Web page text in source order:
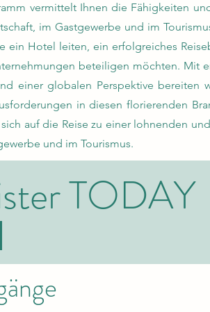
vermittelt Ihnen die Fähigkeiten
im Gastgewerbe und im
ein Hotel leiten, ein erfolgreiches
beteiligen möchten. Mit
einer globalen Perspektive bereiten
in diesen florierenden
auf die Reise zu einer lohnenden
und im Tourismus.
TODAY